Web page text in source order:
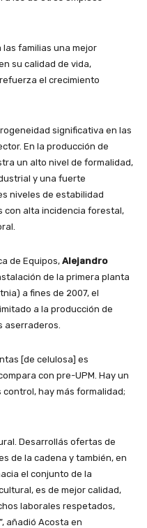
familias una mejor
su calidad de vida,
el crecimiento
significativa en las
En la producción de
un alto nivel de formalidad,
y una fuerte
niveles de estabilidad
con alta incidencia forestal,
de Equipos, Alejandro
de la primera planta
a fines de 2007, el
a la producción de
aserraderos.
[de celulosa] es
con pre-UPM. Hay un
hay más formalidad;
Desarrollás ofertas de
de la cadena y también, en
el conjunto de la
es de mejor calidad,
laborales respetados,
añadió Acosta en